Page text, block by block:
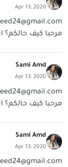
Apr 13, 2020
مرحبا كيف حالكم؟
Sami Amd
Apr 13, 2020
مرحبا كيف حالكم؟
Sami Amd
Apr 13, 2020